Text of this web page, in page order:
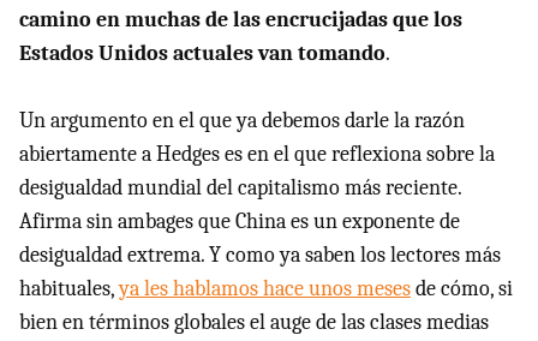
camino en muchas de las encrucijadas que los
Estados Unidos actuales van tomando.
Un argumento en el que ya debemos darle la razón
abiertamente a Hedges es en el que reflexiona sobre la
desigualdad mundial del capitalismo más reciente.
Afirma sin ambages que China es un exponente de
desigualdad extrema. Y como ya saben los lectores más
habituales,ya les hablamos hace unos mesesde cómo, si
bien en términos globales el auge de las clases medias